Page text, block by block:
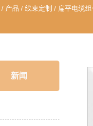
/ 产品 /线束定制 / 扁平电缆
新闻